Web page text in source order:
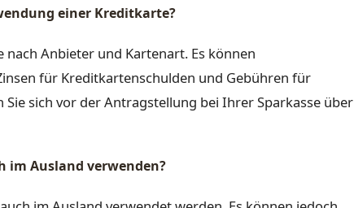
einer Kreditkarte?
Anbieter und Kartenart. Es können
für Kreditkartenschulden und Gebühren für
sich vor der Antragstellung bei Ihrer Sparkasse über
im Ausland verwenden?